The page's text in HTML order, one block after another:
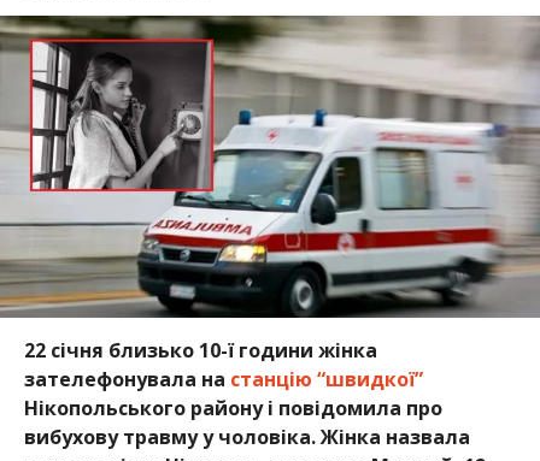
22 січня близько 10-ї години жінка
зателефонувала на станцію “швидкої”
Нікопольського району і повідомила про
вибухову травму у чоловіка. Жінка назвала